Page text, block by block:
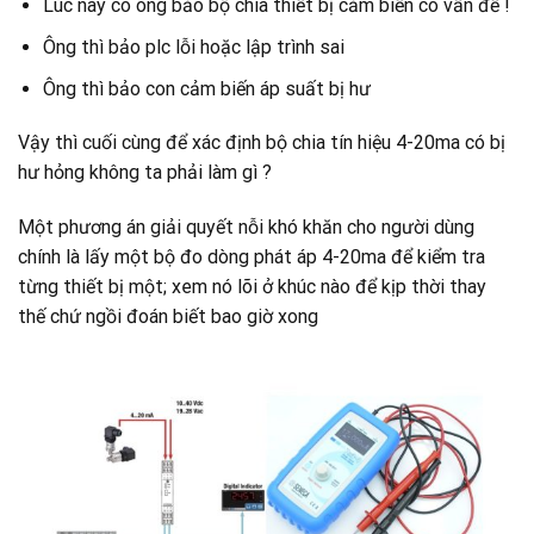
Lúc này có ông bảo bộ chia thiết bị cảm biến có vấn đề !
Ông thì bảo plc lỗi hoặc lập trình sai
Ông thì bảo con cảm biến áp suất bị hư
Vậy thì cuối cùng để xác định bộ chia tín hiệu 4-20ma có bị
hư hỏng không ta phải làm gì ?
Một phương án giải quyết nỗi khó khăn cho người dùng
chính là lấy một bộ đo dòng phát áp 4-20ma để kiểm tra
từng thiết bị một; xem nó lõi ở khúc nào để kịp thời thay
thế chứ ngồi đoán biết bao giờ xong